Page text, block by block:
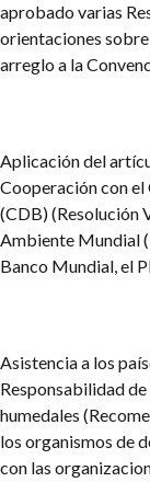
aprobado varias
orientaciones
arreglo a la
Aplicación del
Cooperación con
(CDB) (Resolución
Ambiente Mundial
Banco Mundial, el
Asistencia a los
Responsabilidad
humedales
los organismos de
con las